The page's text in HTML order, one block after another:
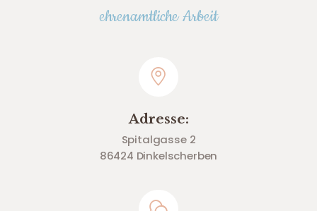
TERMINEehrenamtliche Arbeit
Adresse:
Spitalgasse 2
86424 Dinkelscherben